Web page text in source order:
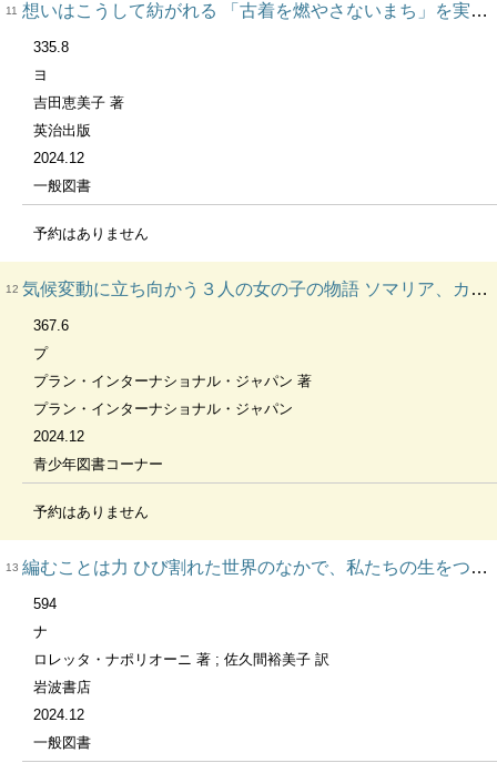
11 想いはこうして紡がれる 「古着を燃やさないまち」を実現した３３年の市民活動を通して伝えたいこと
335.8
ヨ
吉田恵美子 著
英治出版
2024.12
一般図書
予約はありません
12 気候変動に立ち向かう３人の女の子の物語 ソマリア、カンボジア、ペルーより まんがで知る！ジェンダー問題と国際協力
367.6
プ
プラン・インターナショナル・ジャパン 著
プラン・インターナショナル・ジャパン
2024.12
青少年図書コーナー
予約はありません
13 編むことは力 ひび割れた世界のなかで、私たちの生をつなぎあわせる
594
ナ
ロレッタ・ナポリオーニ 著 ; 佐久間裕美子 訳
岩波書店
2024.12
一般図書